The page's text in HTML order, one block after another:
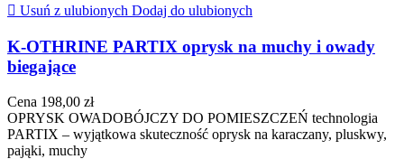
 Usuń z ulubionych Dodaj do ulubionych
K-OTHRINE PARTIX oprysk na muchy i owady
biegające
Cena 198,00 zł
OPRYSK OWADOBÓJCZY DO POMIESZCZEŃ technologia
PARTIX – wyjątkowa skuteczność oprysk na karaczany, pluskwy,
pająki, muchy